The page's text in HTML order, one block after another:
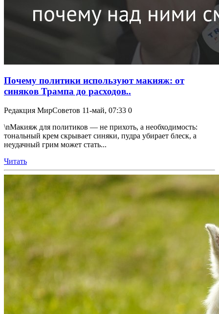
Почему политики используют макияж: от
синяков Трампа до расходов..
Редакция МирСоветов 11-май, 07:33 0
\nМакияж для политиков — не прихоть, а необходимость:
тональный крем скрывает синяки, пудра убирает блеск, а
неудачный грим может стать...
Читать